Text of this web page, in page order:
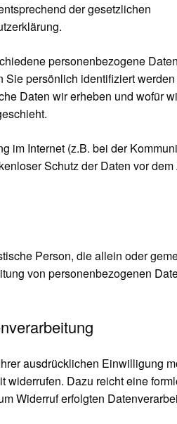
der gesetzlichen
personenbezogene
persönlich identifiziert
Daten wir erheben und wofür
im Internet (z.B. bei der
Schutz der Daten vor dem
Person, die allein oder
von personenbezogenen
ausdrücklichen Einwilligung
Dazu reicht eine
Widerruf erfolgten